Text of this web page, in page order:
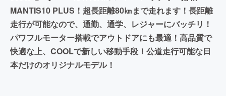
MANTIS10 PLUS！超長距離80㎞まで走れます！長距離
走行が可能なので、通勤、通学、レジャーにバッチリ！
パワフルモーター搭載でアウトドアにも最適！高品質で
快適な上、COOLで新しい移動手段！公道走行可能な日
本だけのオリジナルモデル！